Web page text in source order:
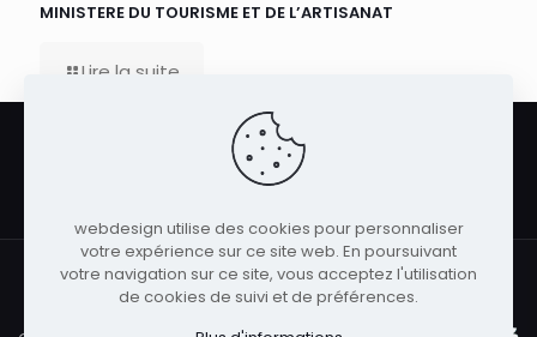
MINISTERE DU TOURISME ET DE L’ARTISANAT
Lire la suite
, agence web fièrement née et
taxée à Tunis, en Tunisie.
webdesign utilise des cookies pour personnaliser
votre expérience sur ce site web. En poursuivant
votre navigation sur ce site, vous acceptez l'utilisation
de cookies de suivi et de préférences.